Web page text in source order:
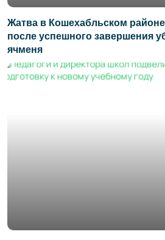
Жатва в Кошехабльском
после успешного завершения
ячменя